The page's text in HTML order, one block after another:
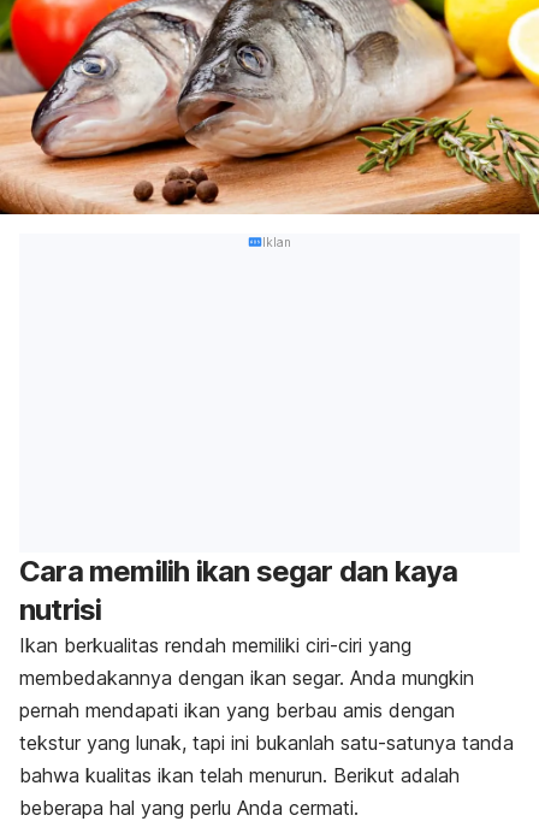
Iklan
Cara memilih ikan segar dan kaya
nutrisi
Ikan berkualitas rendah memiliki ciri-ciri yang
membedakannya dengan ikan segar. Anda mungkin
pernah mendapati ikan yang berbau amis dengan
tekstur yang lunak, tapi ini bukanlah satu-satunya tanda
bahwa kualitas ikan telah menurun. Berikut adalah
beberapa hal yang perlu Anda cermati.